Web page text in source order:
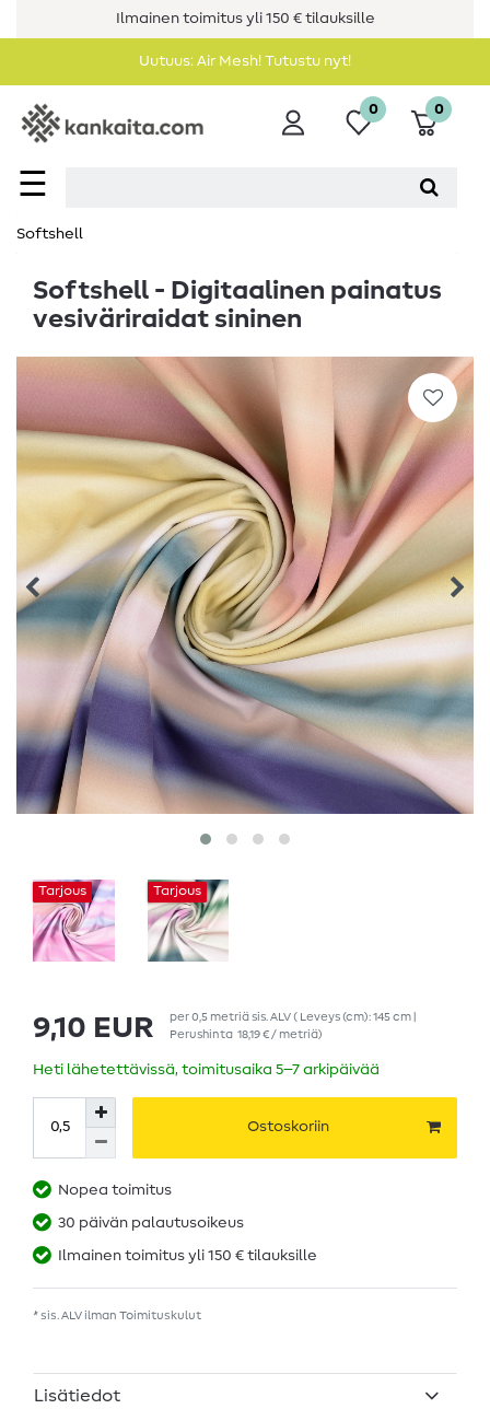
Ilmainen toimitus yli 150 € tilauksille
Uutuus: Air Mesh! Tutustu nyt!
☰
0 0
Softshell
Softshell - Digitaalinen painatus
vesiväriraidat sininen
Tarjous Tarjous
9,10 EUR per0,5 metriäsis. ALV( Leveys (cm): 145 cm |
Perushinta 18,19 € / metriä)
Heti lähetettävissä, toimitusaika 5–7 arkipäivää
Ostoskoriin
Nopea toimitus
30 päivän palautusoikeus
Ilmainen toimitus yli 150 € tilauksille
* sis. ALV ilman Toimituskulut
Lisätiedot